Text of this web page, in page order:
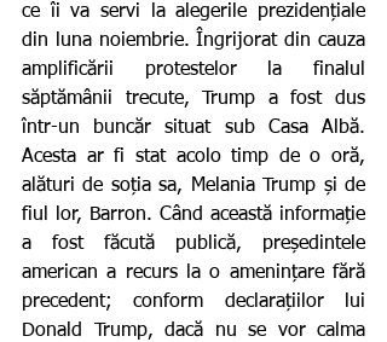
ce îi va servi la alegerile prezidențiale
din luna noiembrie. Îngrijorat din cauza
amplificării protestelor la finalul
săptămânii trecute, Trump a fost dus
într-un buncăr situat sub Casa Albă.
Acesta ar fi stat acolo timp de o oră,
alături de soția sa, Melania Trump și de
fiul lor, Barron. Când această informație
a fost făcută publică, președintele
american a recurs la o amenințare fără
precedent; conform declarațiilor lui
Donald Trump, dacă nu se vor calma